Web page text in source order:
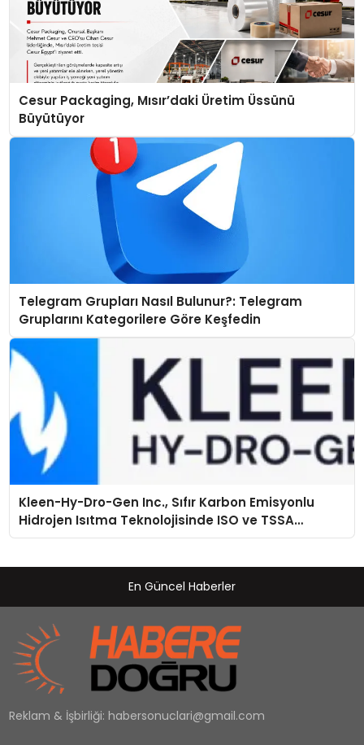
Cesur Packaging, Mısır’daki Üretim Üssünü
Büyütüyor
Telegram Grupları Nasıl Bulunur?: Telegram
Gruplarını Kategorilere Göre Keşfedin
Kleen-Hy-Dro-Gen Inc., Sıfır Karbon Emisyonlu
Hidrojen Isıtma Teknolojisinde ISO ve TSSA
Düzenleyici Onaylarını Aldı
En Güncel Haberler
Reklam & İşbirliği: habersonuclari@gmail.com